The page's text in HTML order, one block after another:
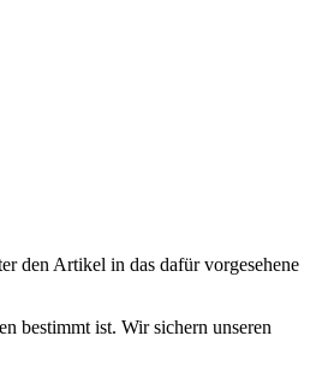
den Artikel in das dafür vorgesehene
bestimmt ist. Wir sichern unseren